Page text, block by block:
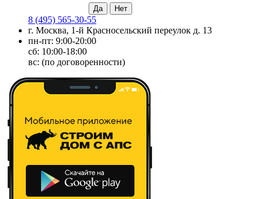
8 (495) 565-30-55
г. Москва, 1-й Красносельский переулок д. 13
пн-пт: 9:00-20:00
сб: 10:00-18:00
вс: (по договоренности)